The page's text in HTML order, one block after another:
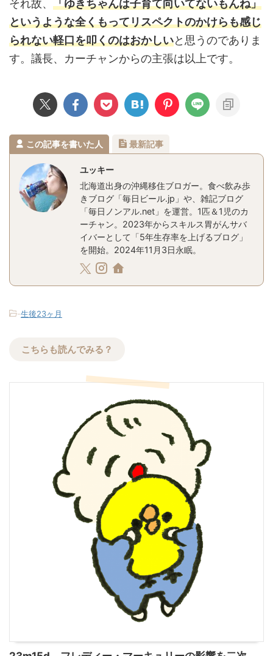
それ故、 「ゆきちゃんは子育て向いてないもんね」
というような全くもってリスペクトのかけらも感じ
られない軽口を叩くのはおかしいと思うのでありま
す。議長、カーチャンからの主張は以上です。
この記事を書いた人 最新記事
ユッキー
北海道出身の沖縄移住ブロガー。食べ飲み歩
きブログ「毎日ビール.jp」や、雑記ブログ
「毎日ノンアル.net」を運営。1匹＆1児のカ
ーチャン。2023年からスキルス胃がんサバ
イバーとして「5年生存率を上げるブログ」
を開始。2024年11月3日永眠。
-生後23ヶ月
こちらも読んでみる？